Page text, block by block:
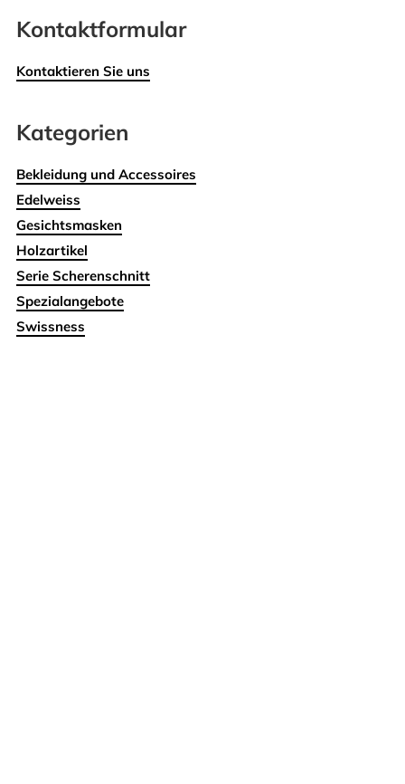
Kontaktformular
Kontaktieren Sie uns
Kategorien
Bekleidung und Accessoires
Edelweiss
Gesichtsmasken
Holzartikel
Serie Scherenschnitt
Spezialangebote
Swissness